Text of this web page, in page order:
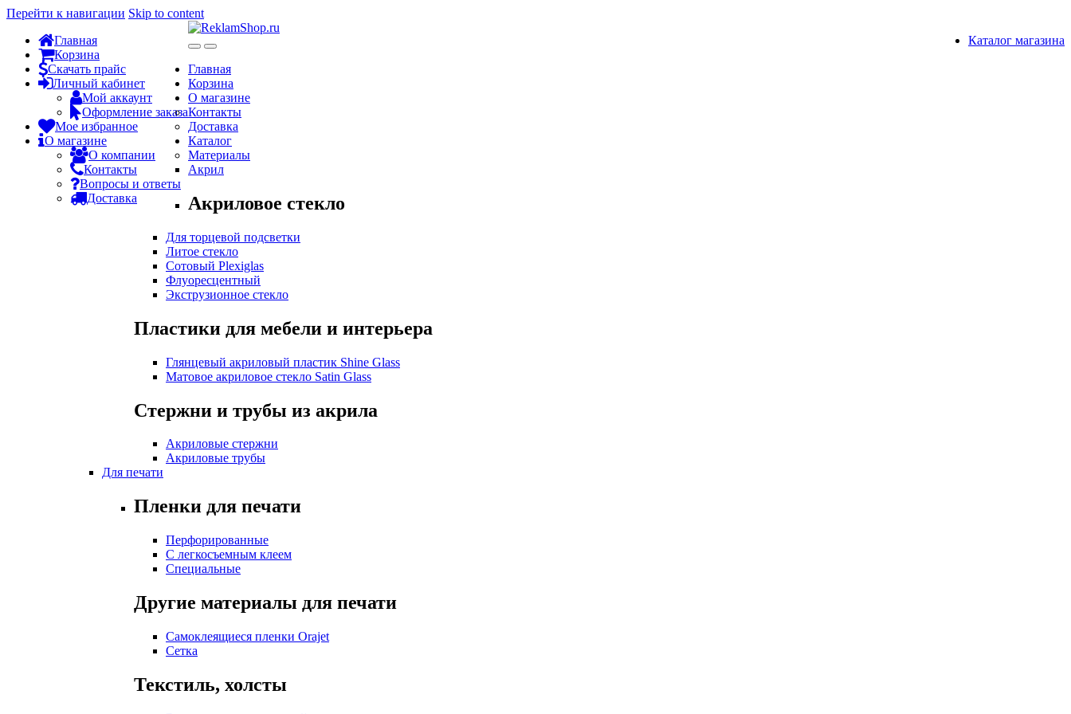
Перейти к навигации Skip to content
Главная
Корзина
Скачать прайс
Личный кабинет
Мой аккаунт
Оформление заказа
Мое избранное
О магазине
О компании
Контакты
Вопросы и ответы
Доставка
Каталог магазина
Главная
Корзина
О магазине
Контакты
Доставка
Каталог
Материалы
Акрил
Акриловое стекло
Для торцевой подсветки
Литое стекло
Сотовый Plexiglas
Флуоресцентный
Экструзионное стекло
Пластики для мебели и интерьера
Глянцевый акриловый пластик Shine Glass
Матовое акриловое стекло Satin Glass
Стержни и трубы из акрила
Акриловые стержни
Акриловые трубы
Для печати
Пленки для печати
Перфорированные
С легкосъемным клеем
Специальные
Другие материалы для печати
Самоклеящиеся пленки Orajet
Сетка
Текстиль, холсты